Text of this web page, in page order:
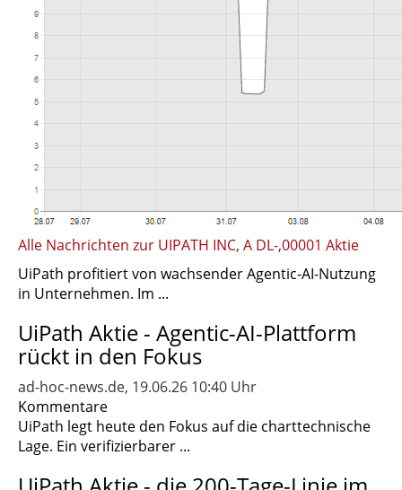
Alle Nachrichten zur UIPATH INC, A DL-,00001 Aktie
UiPath profitiert von wachsender Agentic-AI-Nutzung
in Unternehmen. Im ...
UiPath Aktie - Agentic-AI-Plattform
rückt in den Fokus
ad-hoc-news.de, 19.06.26 10:40 Uhr
Kommentare
UiPath legt heute den Fokus auf die charttechnische
Lage. Ein verifizierbarer ...